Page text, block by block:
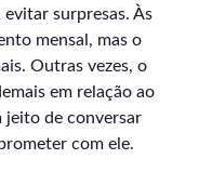
surpresas. Às
mensal, mas o
Outras vezes, o
em relação ao
jeito de conversar
com ele.